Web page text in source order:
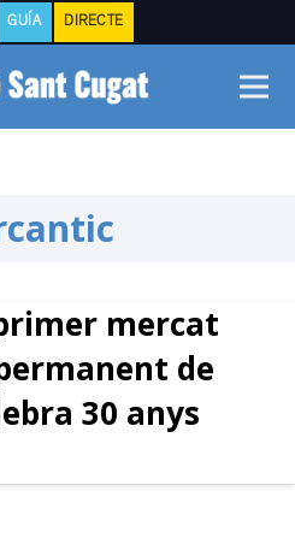
GUÍA DIRECTE
mercat
de
30 anys